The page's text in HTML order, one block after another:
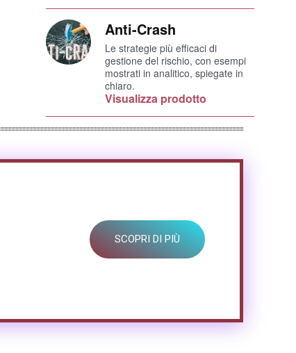
Anti-Crash
Le strategie più efficaci di
gestione del rischio, con esempi
mostrati in analitico, spiegate in
chiaro.
Visualizza prodotto
SCOPRI DI PIÙ